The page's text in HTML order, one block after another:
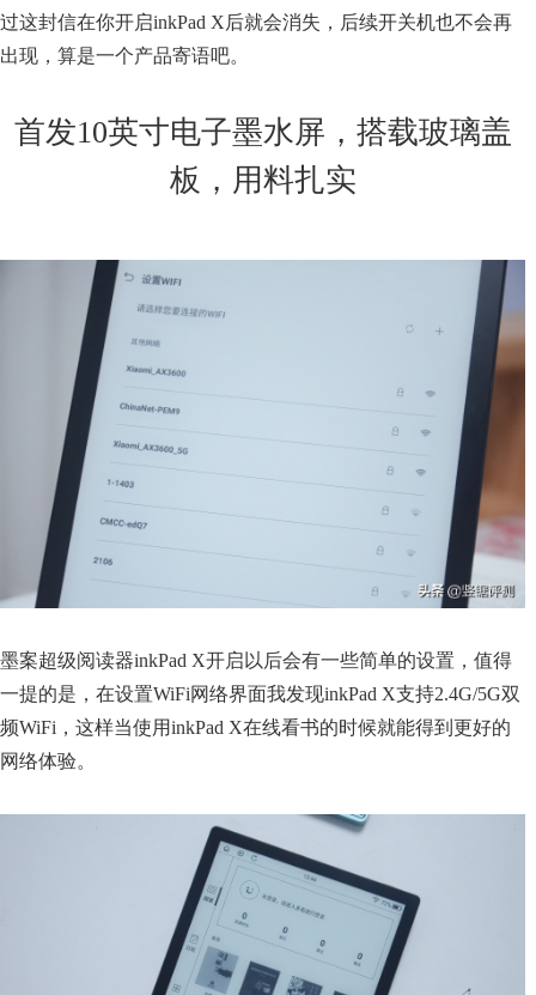
过这封信在你开启inkPad X后就会消失，后续开关机也不会再
出现，算是一个产品寄语吧。
首发10英寸电子墨水屏，搭载玻璃盖
板，用料扎实
墨案超级阅读器inkPad X开启以后会有一些简单的设置，值得
一提的是，在设置WiFi网络界面我发现inkPad X支持2.4G/5G双
频WiFi，这样当使用inkPad X在线看书的时候就能得到更好的
网络体验。